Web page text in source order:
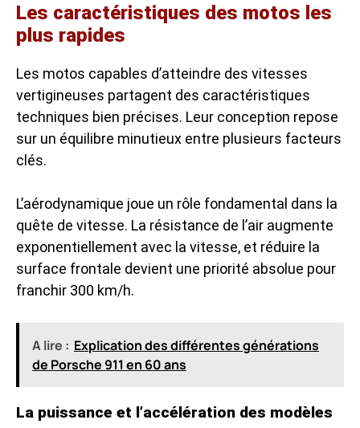
Les caractéristiques des motos les
plus rapides
Les motos capables d’atteindre des vitesses
vertigineuses partagent des caractéristiques
techniques bien précises. Leur conception repose
sur un équilibre minutieux entre plusieurs facteurs
clés.
L’aérodynamique joue un rôle fondamental dans la
quête de vitesse. La résistance de l’air augmente
exponentiellement avec la vitesse, et réduire la
surface frontale devient une priorité absolue pour
franchir 300 km/h.
A lire : Explication des différentes générations
de Porsche 911 en 60 ans
La puissance et l’accélération des modèles